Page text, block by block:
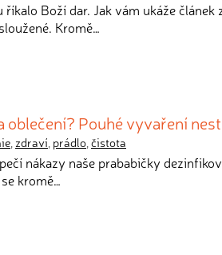
říkalo Boží dar. Jak vám ukáže článek
Kromě…
oblečení? Pouhé vyvaření
, zdraví, prádlo,čistota
nákazy naše prababičky
kromě…